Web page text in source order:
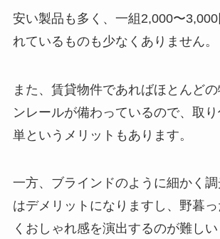
安い製品も多く、一組2,000〜
れているものも少なくありません。
また、賃貸物件であればほとんど
ンレールが備わっているので、取
単というメリットもあります。
一方、ブラインドのように細かく
はデメリットになりますし、野暮
くおしゃれ感を演出するのが難し